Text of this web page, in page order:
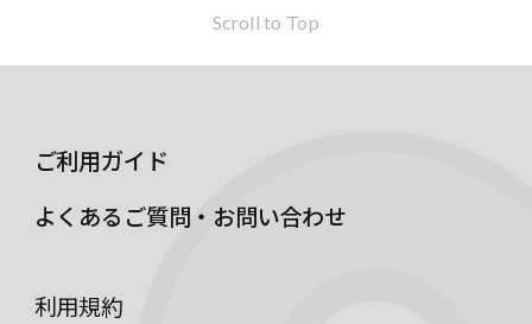
Scroll to Top
ご利用ガイド
よくあるご質問・お問い合わせ
利用規約